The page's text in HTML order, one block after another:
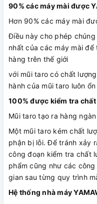
90% các máy mài được
Hơn 90% các máy mài
Điều này cho phép
nhất của các máy mài
hàng trên thế giới
với mũi taro có chất
hành của mũi taro luôn
100% được kiểm tra
Mũi taro tạo ra hàng
Một mũi taro kém chất
phận bị lỗi. Để tránh xảy
công đoạn kiểm tra chất
phẩm cũng như các
gian sau từng quy trình
Hệ thống nhà máy